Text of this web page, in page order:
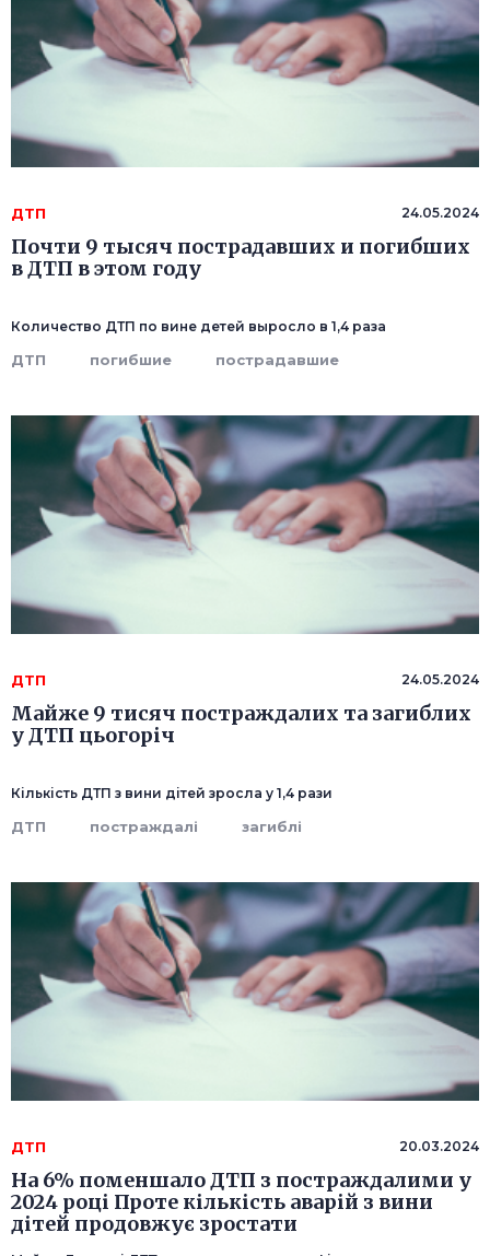
ДТП 24.05.2024
Почти 9 тысяч пострадавших и погибших
в ДТП в этом году
Количество ДТП по вине детей выросло в 1,4 раза
ДТП погибшие пострадавшие
ДТП 24.05.2024
Майже 9 тисяч постраждалих та загиблих
у ДТП цьогоріч
Кількість ДТП з вини дітей зросла у 1,4 рази
ДТП постраждалі загиблі
ДТП 20.03.2024
На 6% поменшало ДТП з постраждалими у
2024 році Проте кількість аварій з вини
дітей продовжує зростати